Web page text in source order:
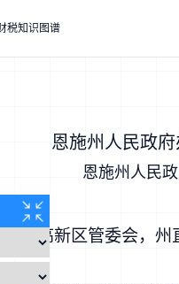
税知识图谱
恩施州人民政
恩施州人民
，高新区管委会，州